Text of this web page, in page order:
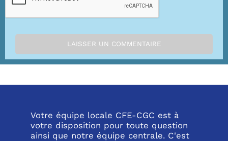
Votre équipe locale CFE-CGC est à
votre disposition pour toute question
ainsi que notre équipe centrale. C'est